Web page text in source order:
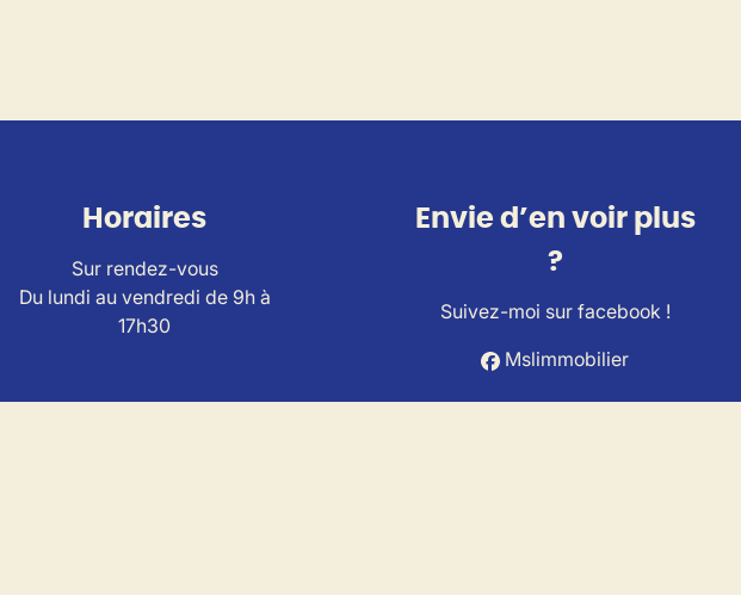
Horaires
Sur rendez-vous
Du lundi au vendredi de 9h à
17h30
Envie d’en voir plus
?
Suivez-moi sur facebook !
Mslimmobilier